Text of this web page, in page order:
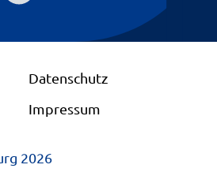
Datenschutz
Impressum
2026